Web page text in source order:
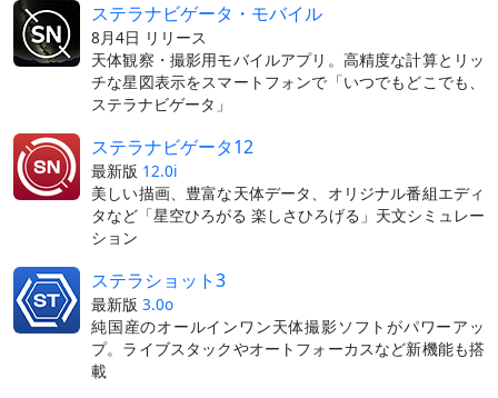
ステラナビゲータ・モバイル
8月4日 リリース
天体観察・撮影用モバイルアプリ。高精度な計算とリッ
チな星図表示をスマートフォンで「いつでもどこでも、
ステラナビゲータ」
ステラナビゲータ12
最新版 12.0i
美しい描画、豊富な天体データ、オリジナル番組エディ
タなど「星空ひろがる 楽しさひろげる」天文シミュレー
ション
ステラショット3
最新版 3.0o
純国産のオールインワン天体撮影ソフトがパワーアッ
プ。ライブスタックやオートフォーカスなど新機能も搭
載